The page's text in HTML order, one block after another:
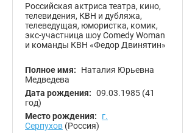
Российская актриса театра, кино,
телевидения, КВН и дубляжа,
телеведущая, юмористка, комик,
экс-участница шоу Comedy Woman
и команды КВН «Федор Двинятин»
Полное имя:
Наталия Юрьевна
Медведева
Дата рождения: 09.03.1985 (41
год)
Место рождения:
г.
Серпухов (Россия)